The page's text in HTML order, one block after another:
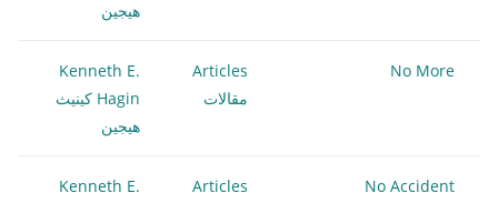
هيجين
No More
Articles
مقالات
Kenneth E.
Hagin كينيث
هيجين
No Accident
Articles
Kenneth E.